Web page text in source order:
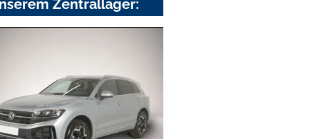
Zentrallager: